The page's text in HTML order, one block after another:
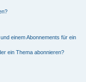
einem Abonnements für ein
ein Thema abonnieren?